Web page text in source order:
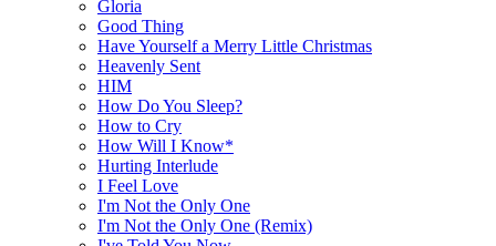
Gloria
Good Thing
Have Yourself a Merry Little Christmas
Heavenly Sent
HIM
How Do You Sleep?
How to Cry
How Will I Know*
Hurting Interlude
I Feel Love
I'm Not the Only One
I'm Not the Only One (Remix)